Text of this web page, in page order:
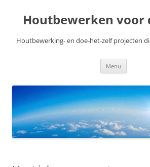
content
Houtbewerken voor
Houtbewerking- en doe-het-zelf projecten
Menu